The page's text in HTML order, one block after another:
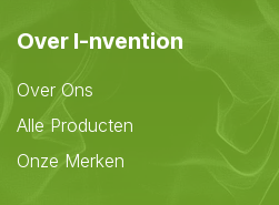
Over I-nvention
Over Ons
Alle Producten
Onze Merken